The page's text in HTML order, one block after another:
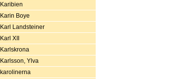
Karibien
Karin Boye
Karl Landsteiner
Karl XII
Karlskrona
Karlsson, Ylva
karolinerna